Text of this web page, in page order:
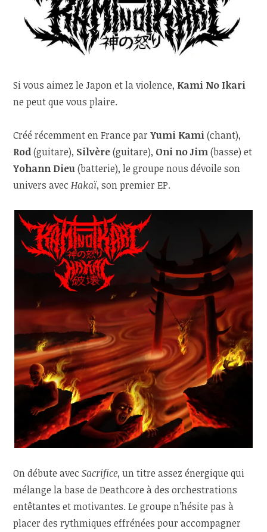
Si vous aimez le Japon et la violence, Kami No Ikari
ne peut que vous plaire.
Créé récemment en France parYumi Kami(chant),
Rod(guitare), Silvère(guitare), Oni no Jim(basse) et
Yohann Dieu(batterie), le groupe nous dévoile son
univers avecHakaï, son premier EP.
On débute avecSacrifice, un titre assez énergique qui
mélange la base de Deathcore à des orchestrations
entêtantes et motivantes. Le groupe n’hésite pas à
placer des rythmiques effrénées pour accompagner